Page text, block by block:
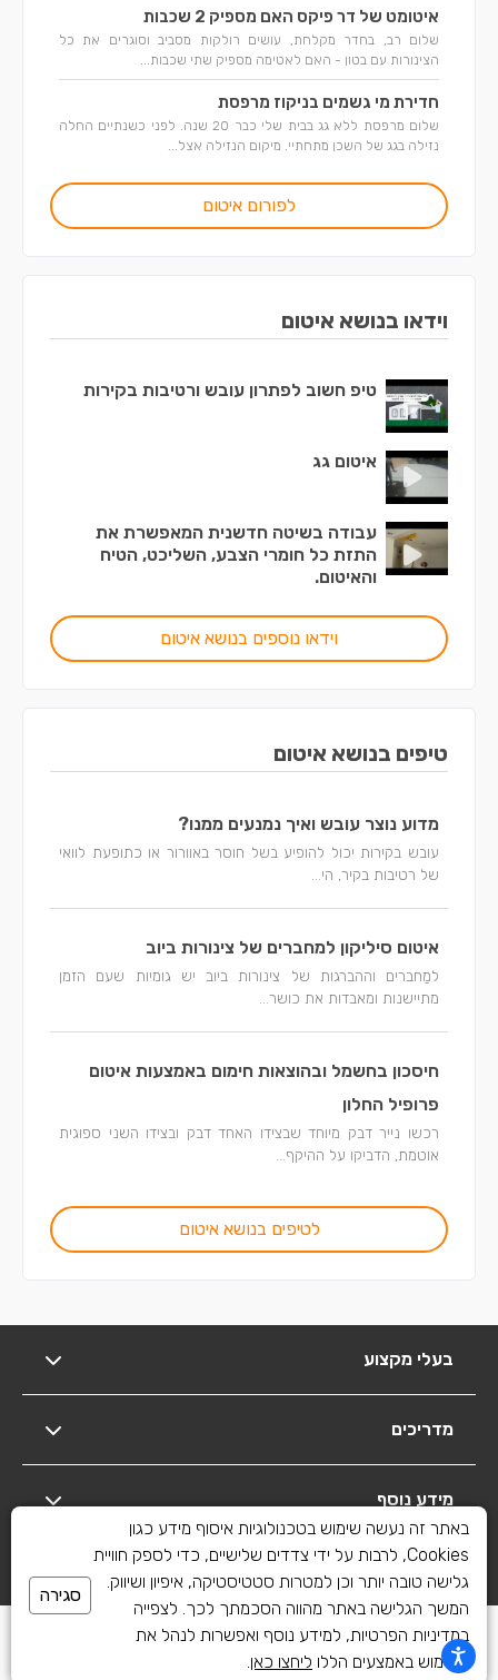
איטומט של דר פיקס האם מספיק 2 שכבות
שלום רב, בחדר מקלחת, עושים רולקות מסביב וסוגרים את כל
הצינורות עם בטון - האם לאטימה מספיק שתי שכבות...
חדירת מי גשמים בניקוז מרפסת
שלום מרפסת ללא גג בבית שלי כבר 20 שנה. לפני כשנתיים החלה
נזילה בגג של השכן מתחתיי. מיקום הנזילה אצל...
לפורום איטום
וידאו בנושא איטום
טיפ חשוב לפתרון עובש ורטיבות בקירות
איטום גג
עבודה בשיטה חדשנית המאפשרת את
התזת כל חומרי הצבע, השליכט, הטיח
והאיטום.
וידאו נוספים בנושא איטום
טיפים בנושא איטום
מדוע נוצר עובש ואיך נמנעים ממנו?
עובש בקירות יכול להופיע בשל חוסר באוורור או כתופעת לוואי
של רטיבות בקיר, הי...
איטום סיליקון למחברים של צינורות ביוב
למַחברים וההברגות של צינורות ביוב יש גומיות שעם הזמן
מתיישנות ומאבדות את כושר...
חיסכון בחשמל ובהוצאות חימום באמצעות איטום
פרופיל החלון
רכשו נייר דבק מיוחד שבצידו האחד דבק ובצידו השני ספוגית
אוטמת, הדביקו על ההיקף...
לטיפים בנושא איטום
בעלי מקצוע
מדריכים
מידע נוסף
יצירת קשר
כל הזכויות שמורות לשיפוצים פלוס 2010-2026
באתר זה נעשה שימוש בטכנולוגיות איסוף מידע כגון
Cookies, לרבות על ידי צדדים שלישיים, כדי לספק חוויית
גלישה טובה יותר וכן למטרות סטטיסטיקה, איפיון ושיווק.
המשך הגלישה באתר מהווה הסכמתך לכך. לצפייה
במדיניות הפרטיות, למידע נוסף ואפשרות לנהל את
השימוש באמצעים הללו ליחצו כאן.
סגירה